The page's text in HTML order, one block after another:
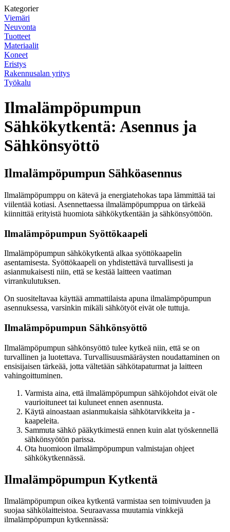
Kategorier
Viemäri
Neuvonta
Tuotteet
Materiaalit
Koneet
Eristys
Rakennusalan yritys
Työkalu
Ilmalämpöpumpun
Sähkökytkentä: Asennus ja
Sähkönsyöttö
Ilmalämpöpumpun Sähköasennus
Ilmalämpöpumppu on kätevä ja energiatehokas tapa lämmittää tai
viilentää kotiasi. Asennettaessa ilmalämpöpumppua on tärkeää
kiinnittää erityistä huomiota sähkökytkentään ja sähkönsyöttöön.
Ilmalämpöpumpun Syöttökaapeli
Ilmalämpöpumpun sähkökytkentä alkaa syöttökaapelin
asentamisesta. Syöttökaapeli on yhdistettävä turvallisesti ja
asianmukaisesti niin, että se kestää laitteen vaatiman
virrankulutuksen.
On suositeltavaa käyttää ammattilaista apuna ilmalämpöpumpun
asennuksessa, varsinkin mikäli sähkötyöt eivät ole tuttuja.
Ilmalämpöpumpun Sähkönsyöttö
Ilmalämpöpumpun sähkönsyöttö tulee kytkeä niin, että se on
turvallinen ja luotettava. Turvallisuusmääräysten noudattaminen on
ensisijaisen tärkeää, jotta vältetään sähkötapaturmat ja laitteen
vahingoittuminen.
Varmista aina, että ilmalämpöpumpun sähköjohdot eivät ole
vaurioituneet tai kuluneet ennen asennusta.
Käytä ainoastaan asianmukaisia sähkötarvikkeita ja -
kaapeleita.
Sammuta sähkö pääkytkimestä ennen kuin alat työskennellä
sähkönsyötön parissa.
Ota huomioon ilmalämpöpumpun valmistajan ohjeet
sähkökytkennässä.
Ilmalämpöpumpun Kytkentä
Ilmalämpöpumpun oikea kytkentä varmistaa sen toimivuuden ja
suojaa sähkölaitteistoa. Seuraavassa muutamia vinkkejä
ilmalämpöpumpun kytkennässä: